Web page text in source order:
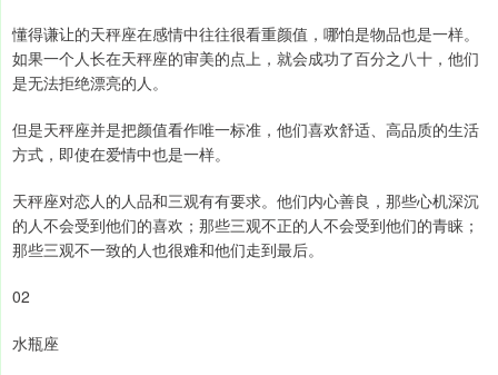
懂得谦让的天秤座在感情中往往很看重颜值，哪怕是物品也是一样。
如果一个人长在天秤座的审美的点上，就会成功了百分之八十，他们
是无法拒绝漂亮的人。
但是天秤座并是把颜值看作唯一标准，他们喜欢舒适、高品质的生活
方式，即使在爱情中也是一样。
天秤座对恋人的人品和三观有有要求。他们内心善良，那些心机深沉
的人不会受到他们的喜欢；那些三观不正的人不会受到他们的青睐；
那些三观不一致的人也很难和他们走到最后。
02
水瓶座